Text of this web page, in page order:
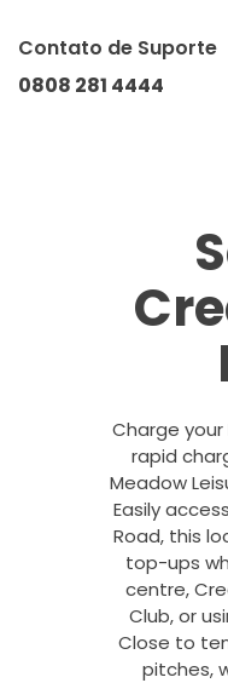
Contato de Suporte
0808 281 4444
Charge
rapid
Meadow
Easily
Road, this
top-ups
centre,
Club, or
Close to
pitches,